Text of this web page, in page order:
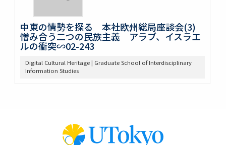
中東の情勢を探る 本社欧州総局座談会(3)
憎み合う二つの民族主義 アラブ、イスラエ
ルの衝突∽02-243
Digital Cultural Heritage | Graduate School of Interdisciplinary
Information Studies